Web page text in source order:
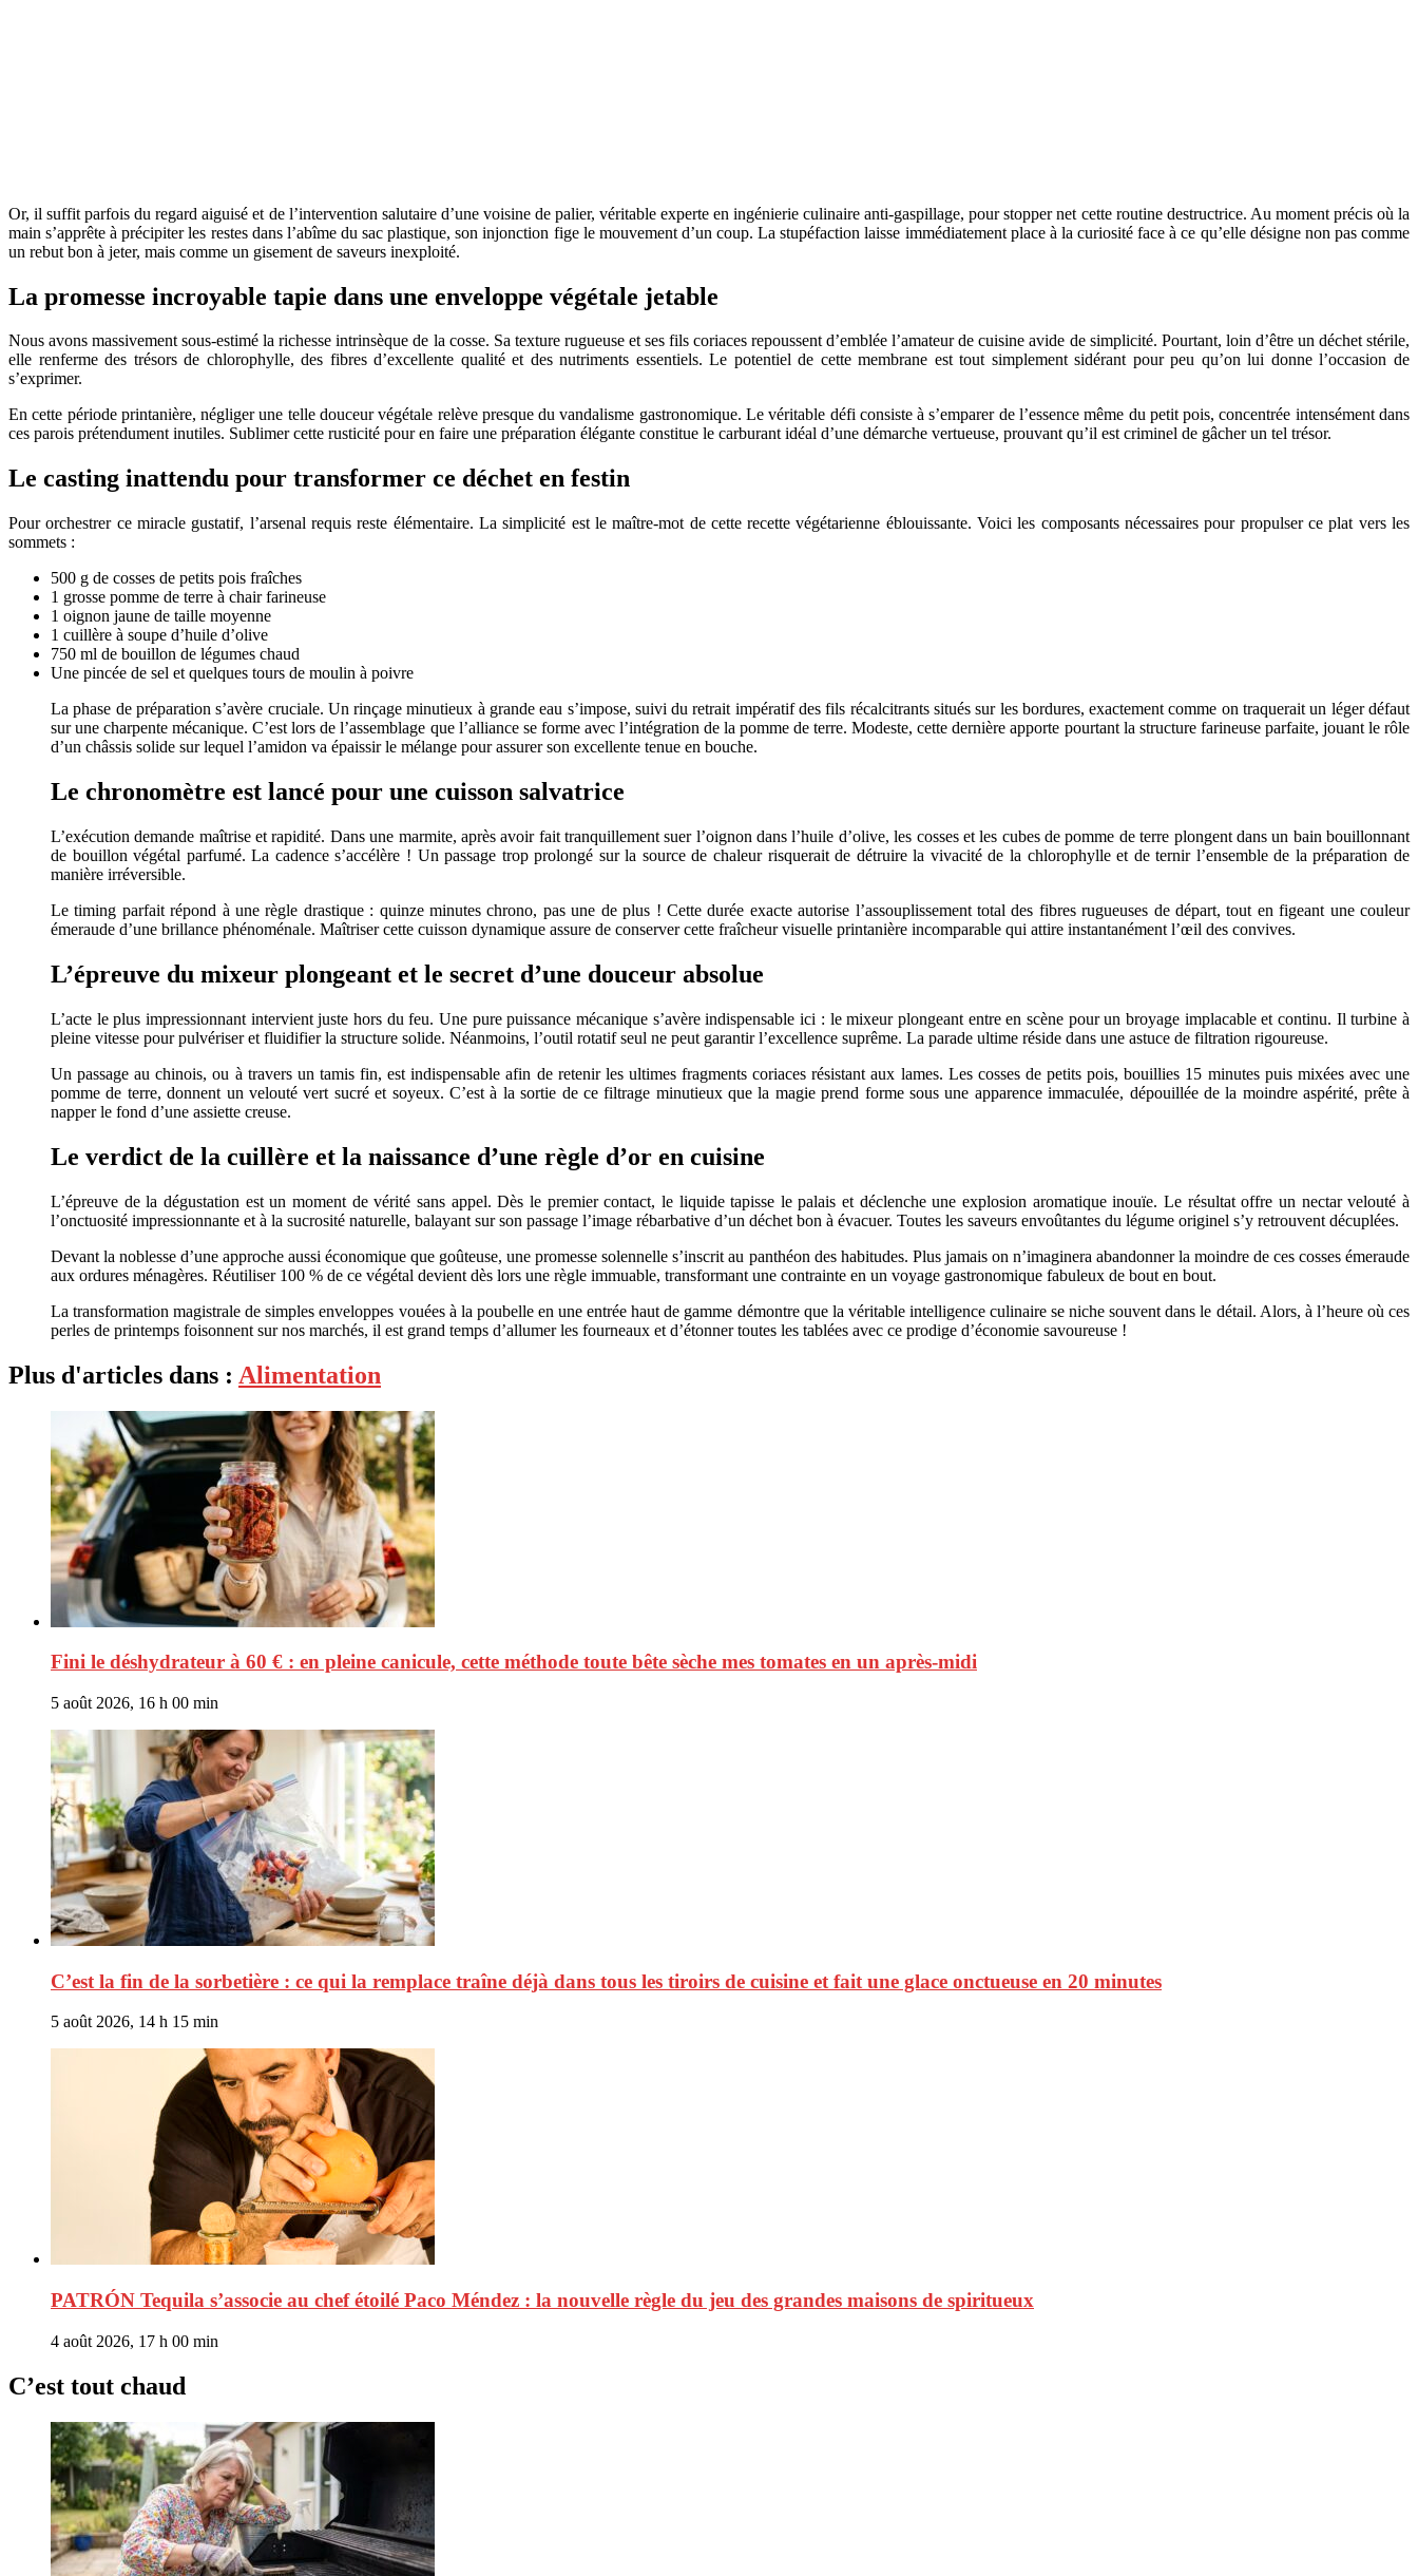
Or, il suffit parfois du regard aiguisé et de l’intervention salutaire d’une voisine de palier, véritable experte en ingénierie culinaire anti-gaspillage, pour stopper net cette routine destructrice. Au moment précis où la
main s’apprête à précipiter les restes dans l’abîme du sac plastique, son injonction fige le mouvement d’un coup. La stupéfaction laisse immédiatement place à la curiosité face à ce qu’elle désigne non pas comme
un rebut bon à jeter, mais comme un gisement de saveurs inexploité.
La promesse incroyable tapie dans une enveloppe végétale jetable
Nous avons massivement sous-estimé la richesse intrinsèque de la cosse. Sa texture rugueuse et ses fils coriaces repoussent d’emblée l’amateur de cuisine avide de simplicité. Pourtant, loin d’être un déchet stérile,
elle renferme des trésors de chlorophylle, des fibres d’excellente qualité et des nutriments essentiels. Le potentiel de cette membrane est tout simplement sidérant pour peu qu’on lui donne l’occasion de
s’exprimer.
En cette période printanière, négliger une telle douceur végétale relève presque du vandalisme gastronomique. Le véritable défi consiste à s’emparer de l’essence même du petit pois, concentrée intensément dans
ces parois prétendument inutiles. Sublimer cette rusticité pour en faire une préparation élégante constitue le carburant idéal d’une démarche vertueuse, prouvant qu’il est criminel de gâcher un tel trésor.
Le casting inattendu pour transformer ce déchet en festin
Pour orchestrer ce miracle gustatif, l’arsenal requis reste élémentaire. La simplicité est le maître-mot de cette recette végétarienne éblouissante. Voici les composants nécessaires pour propulser ce plat vers les
sommets :
500 g de cosses de petits pois fraîches
1 grosse pomme de terre à chair farineuse
1 oignon jaune de taille moyenne
1 cuillère à soupe d’huile d’olive
750 ml de bouillon de légumes chaud
Une pincée de sel et quelques tours de moulin à poivre
La phase de préparation s’avère cruciale. Un rinçage minutieux à grande eau s’impose, suivi du retrait impératif des fils récalcitrants situés sur les bordures, exactement comme on traquerait un léger défaut
sur une charpente mécanique. C’est lors de l’assemblage que l’alliance se forme avec l’intégration de la pomme de terre. Modeste, cette dernière apporte pourtant la structure farineuse parfaite, jouant le rôle
d’un châssis solide sur lequel l’amidon va épaissir le mélange pour assurer son excellente tenue en bouche.
Le chronomètre est lancé pour une cuisson salvatrice
L’exécution demande maîtrise et rapidité. Dans une marmite, après avoir fait tranquillement suer l’oignon dans l’huile d’olive, les cosses et les cubes de pomme de terre plongent dans un bain bouillonnant
de bouillon végétal parfumé. La cadence s’accélère ! Un passage trop prolongé sur la source de chaleur risquerait de détruire la vivacité de la chlorophylle et de ternir l’ensemble de la préparation de
manière irréversible.
Le timing parfait répond à une règle drastique : quinze minutes chrono, pas une de plus ! Cette durée exacte autorise l’assouplissement total des fibres rugueuses de départ, tout en figeant une couleur
émeraude d’une brillance phénoménale. Maîtriser cette cuisson dynamique assure de conserver cette fraîcheur visuelle printanière incomparable qui attire instantanément l’œil des convives.
L’épreuve du mixeur plongeant et le secret d’une douceur absolue
L’acte le plus impressionnant intervient juste hors du feu. Une pure puissance mécanique s’avère indispensable ici : le mixeur plongeant entre en scène pour un broyage implacable et continu. Il turbine à
pleine vitesse pour pulvériser et fluidifier la structure solide. Néanmoins, l’outil rotatif seul ne peut garantir l’excellence suprême. La parade ultime réside dans une astuce de filtration rigoureuse.
Un passage au chinois, ou à travers un tamis fin, est indispensable afin de retenir les ultimes fragments coriaces résistant aux lames. Les cosses de petits pois, bouillies 15 minutes puis mixées avec une
pomme de terre, donnent un velouté vert sucré et soyeux. C’est à la sortie de ce filtrage minutieux que la magie prend forme sous une apparence immaculée, dépouillée de la moindre aspérité, prête à
napper le fond d’une assiette creuse.
Le verdict de la cuillère et la naissance d’une règle d’or en cuisine
L’épreuve de la dégustation est un moment de vérité sans appel. Dès le premier contact, le liquide tapisse le palais et déclenche une explosion aromatique inouïe. Le résultat offre un nectar velouté à
l’onctuosité impressionnante et à la sucrosité naturelle, balayant sur son passage l’image rébarbative d’un déchet bon à évacuer. Toutes les saveurs envoûtantes du légume originel s’y retrouvent décuplées.
Devant la noblesse d’une approche aussi économique que goûteuse, une promesse solennelle s’inscrit au panthéon des habitudes. Plus jamais on n’imaginera abandonner la moindre de ces cosses émeraude
aux ordures ménagères. Réutiliser 100 % de ce végétal devient dès lors une règle immuable, transformant une contrainte en un voyage gastronomique fabuleux de bout en bout.
La transformation magistrale de simples enveloppes vouées à la poubelle en une entrée haut de gamme démontre que la véritable intelligence culinaire se niche souvent dans le détail. Alors, à l’heure où ces
perles de printemps foisonnent sur nos marchés, il est grand temps d’allumer les fourneaux et d’étonner toutes les tablées avec ce prodige d’économie savoureuse !
Plus d'articles dans : Alimentation
Fini le déshydrateur à 60 € : en pleine canicule, cette méthode toute bête sèche mes tomates en un après-midi
5 août 2026, 16 h 00 min
C’est la fin de la sorbetière : ce qui la remplace traîne déjà dans tous les tiroirs de cuisine et fait une glace onctueuse en 20 minutes
5 août 2026, 14 h 15 min
PATRÓN Tequila s’associe au chef étoilé Paco Méndez : la nouvelle règle du jeu des grandes maisons de spiritueux
4 août 2026, 17 h 00 min
C’est tout chaud